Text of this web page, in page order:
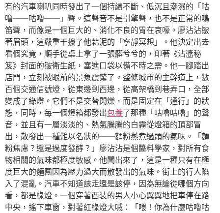
有的汽車喇叭同時發出了一個持續不斷、低沉且潮濕的「咕
嚕——咕嚕——」聲。這聲音不是引擎聲，也不是正常的鳴
笛聲，而像是一個巨大的、消化不良的胃在哀嚎。廖沾沾皺
著眉頭，這嚴重干擾了他蒜泥的「寧靜冥想」。他決定出去
看個究竟，順手從桌上拿了一張髒兮兮的，印著《沾醬秘
笈》封面的皺衛生紙，塞進口袋以備不時之需。他一腳踏出
店門，立刻被眼前的景象震驚了。整條城市的主幹道上，數
百個交通信號燈，從東邊到西邊，從高架橋到巷弄口，全部
變成了綠燈。它們不是交替閃爍，而是固定在「通行」的狀
態，同時，每一個燈箱都發出包養了那種「咕嚕咕嚕」的聲
音，並且有一層淡淡的、熱氣騰騰的白霧從燈箱的頂部冒
出，散發出一種難以名狀的——麵粉蒸煮過頭的氣味。「麵
粉焦慮？還是過度發酵？」廖沾沾是個醬料學家，對所有食
物相關的氣味都極度敏感。他聞出來了，這是一種只有在極
度巨大的麵團因為壓力過大而散發出的氣味。街上的行人陷
入了混亂。汽車不知道該走還是該停，因為無論從哪個方向
看，都是綠燈。一個穿著西裝的男人小心翼翼地把車停在路
中央，搖下車窗，對著紅綠燈大喊：「喂！你為什麼咕嚕咕